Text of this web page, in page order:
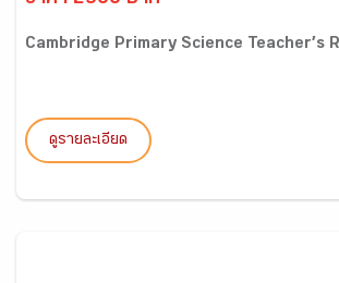
Cambridge Primary Science Teacher’s
ดูรายละเอียด